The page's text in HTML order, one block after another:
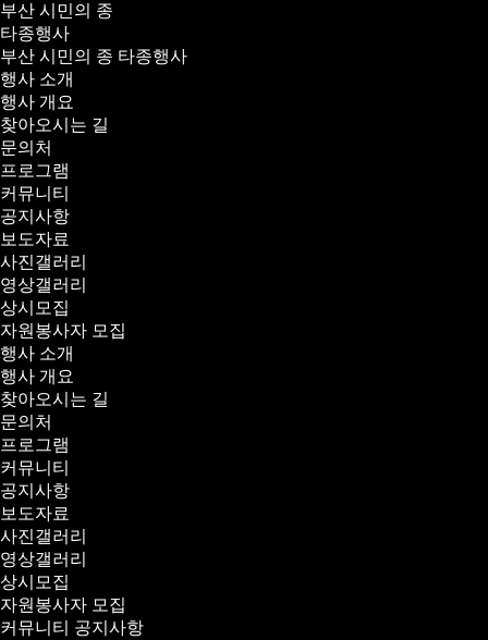
부산 시민의 종
타종행사
부산 시민의 종 타종행사
행사 소개
행사 개요
찾아오시는 길
문의처
프로그램
커뮤니티
공지사항
보도자료
사진갤러리
영상갤러리
상시모집
자원봉사자 모집
행사 소개
행사 개요
찾아오시는 길
문의처
프로그램
커뮤니티
공지사항
보도자료
사진갤러리
영상갤러리
상시모집
자원봉사자 모집
커뮤니티 공지사항